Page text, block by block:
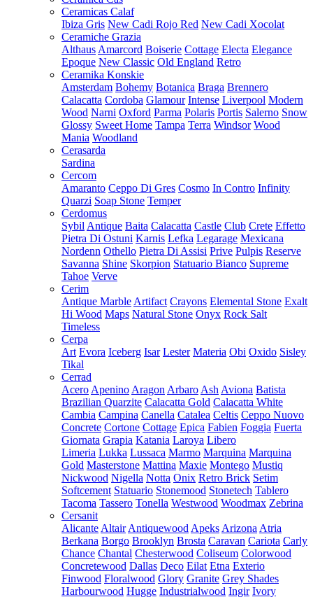
Ceramicas Calaf
Ibiza Gris New Cadi Rojo Red New Cadi Xocolat
Ceramiche Grazia
Althaus Amarcord Boiserie Cottage Electa Elegance
Epoque New Classic Old England Retro
Ceramika Konskie
Amsterdam Bohemy Botanica Braga Brennero
Calacatta Cordoba Glamour Intense Liverpool Modern
Wood Narni Oxford Parma Polaris Portis Salerno Snow
Glossy Sweet Home Tampa Terra Windsor Wood
Mania Woodland
Cerasarda
Sardina
Cercom
Amaranto Ceppo Di Gres Cosmo In Contro Infinity
Quarzi Soap Stone Temper
Cerdomus
Sybil Antique Baita Calacatta Castle Club Crete Effetto
Pietra Di Ostuni Karnis Lefka Legarage Mexicana
Nordenn Othello Pietra Di Assisi Prive Pulpis Reserve
Savanna Shine Skorpion Statuario Bianco Supreme
Tahoe Verve
Cerim
Antique Marble Artifact Crayons Elemental Stone Exalt
Hi Wood Maps Natural Stone Onyx Rock Salt
Timeless
Cerpa
Art Evora Iceberg Isar Lester Materia Obi Oxido Sisley
Tikal
Cerrad
Acero Apenino Aragon Arbaro Ash Aviona Batista
Brazilian Quarzite Calacatta Gold Calacatta White
Cambia Campina Canella Catalea Celtis Ceppo Nuovo
Concrete Cortone Cottage Epica Fabien Foggia Fuerta
Giornata Grapia Katania Laroya Libero
Limeria Lukka Lussaca Marmo Marquina Marquina
Gold Masterstone Mattina Maxie Montego Mustiq
Nickwood Nigella Notta Onix Retro Brick Setim
Softcement Statuario Stonemood Stonetech Tablero
Tacoma Tassero Tonella Westwood Woodmax Zebrina
Cersanit
Alicante Altair Antiquewood Apeks Arizona Atria
Berkana Borgo Brooklyn Brosta Caravan Cariota Carly
Chance Chantal Chesterwood Coliseum Colorwood
Concretewood Dallas Deco Eilat Etna Exterio
Finwood Floralwood Glory Granite Grey Shades
Harbourwood Hugge Industrialwood Ingir Ivory